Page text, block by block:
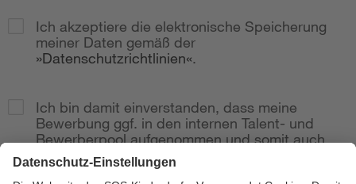
Ich akzeptiere die elektronische Speicherung
meiner Daten gemäß der
Datenschutzrichtlinien .
Ich bin damit einverstanden, dass meine
Bewerbung ggf. in den internen Talent- und
Bewerberpool aufgenommen und somit auch
bei weitere Stellenausschreibungen
berücksichtig wird.